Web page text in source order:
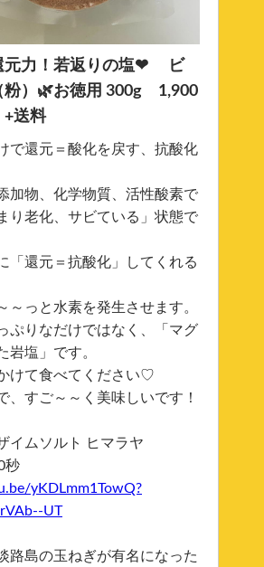
元力！若返りの塩❤ ビ
粉）🌿お徳用 300g 1,900
+送料
で還元＝酸化を戻す、抗酸化
加物、化学物質、活性酸素で
り老化、サビている」状態で
「還元＝抗酸化」してくれる
～っと水素を発生させます。
ぷりなだけではなく、「マグ
岩塩」です。
けて食べてください♡
、すご～～く美味しいです！
イムソルト ヒマラヤ
秒
yKDLmm1TowQ?
UT
路島の玉ねぎが有名になった